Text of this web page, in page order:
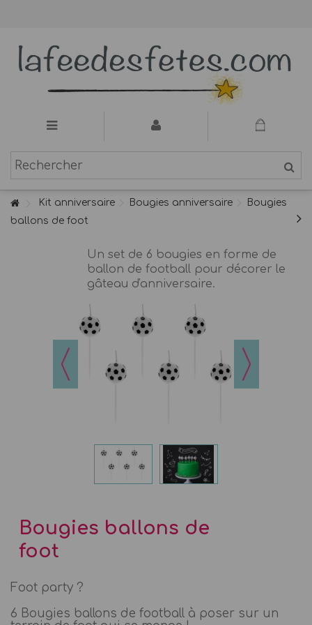
Kit anniversaire Bougies anniversaire
Bougies
ballons de foot
Un set de 6 bougies en forme de
ballon de football pour décorer le
gâteau d'anniversaire.
Bougies ballons de
foot
Foot party ?
6 Bougies ballons de football à poser sur un